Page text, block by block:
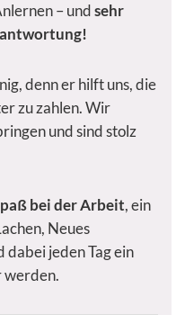
– undsehr
denn er hilft uns, die
zu zahlen. Wir
und sind stolz
bei der Arbeit, ein
Neues
jeden Tag ein
werden.